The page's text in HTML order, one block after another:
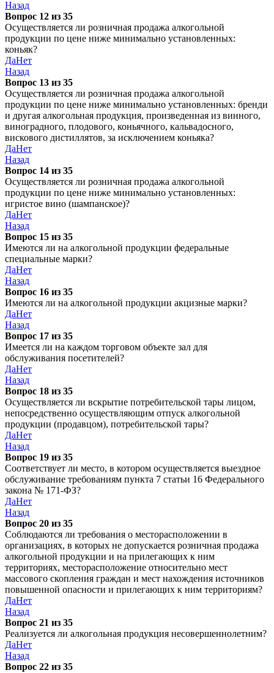
Назад
Вопрос 12 из 35
Осуществляется ли розничная продажа алкогольной
продукции по цене ниже минимально установленных:
коньяк?
ДаНет
Назад
Вопрос 13 из 35
Осуществляется ли розничная продажа алкогольной
продукции по цене ниже минимально установленных: бренди
и другая алкогольная продукция, произведенная из винного,
виноградного, плодового, коньячного, кальвадосного,
вискового дистиллятов, за исключением коньяка?
ДаНет
Назад
Вопрос 14 из 35
Осуществляется ли розничная продажа алкогольной
продукции по цене ниже минимально установленных:
игристое вино (шампанское)?
ДаНет
Назад
Вопрос 15 из 35
Имеются ли на алкогольной продукции федеральные
специальные марки?
ДаНет
Назад
Вопрос 16 из 35
Имеются ли на алкогольной продукции акцизные марки?
ДаНет
Назад
Вопрос 17 из 35
Имеется ли на каждом торговом объекте зал для
обслуживания посетителей?
ДаНет
Назад
Вопрос 18 из 35
Осуществляется ли вскрытие потребительской тары лицом,
непосредственно осуществляющим отпуск алкогольной
продукции (продавцом), потребительской тары?
ДаНет
Назад
Вопрос 19 из 35
Соответствует ли место, в котором осуществляется выездное
обслуживание требованиям пункта 7 статьи 16 Федерального
закона № 171-ФЗ?
ДаНет
Назад
Вопрос 20 из 35
Соблюдаются ли требования о месторасположении в
организациях, в которых не допускается розничная продажа
алкогольной продукции и на прилегающих к ним
территориях, месторасположение относительно мест
массового скопления граждан и мест нахождения источников
повышенной опасности и прилегающих к ним территориям?
ДаНет
Назад
Вопрос 21 из 35
Реализуется ли алкогольная продукция несовершеннолетним?
ДаНет
Назад
Вопрос 22 из 35